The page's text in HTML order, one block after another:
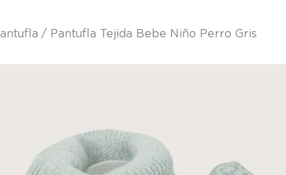
pantufla Pantufla Tejida Bebe Niño Perro Gris
1.
pijama